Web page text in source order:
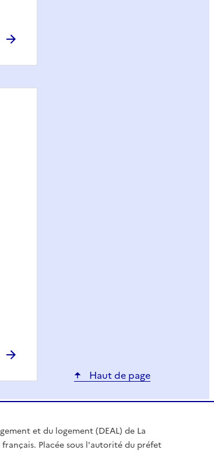
Haut de page
et du logement (DEAL) de La
Placée sous l'autorité du préfet